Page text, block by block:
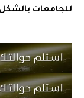
للجامعات